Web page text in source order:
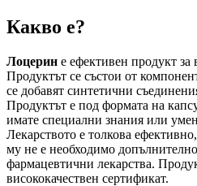
Какво е?
Лоцерин е ефективен продукт за
Продуктът се състои от
се добавят синтетични
Продуктът е под формата на
имате специални знания или
Лекарството е толкова
му не е необходимо
фармацевтични лекарства.
висококачествен сертификат.